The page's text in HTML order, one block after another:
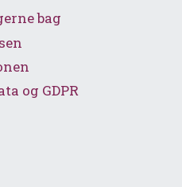
bag
og GDPR